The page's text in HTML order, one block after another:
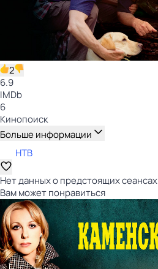
2
6.9
IMDb
6
Кинопоиск
Больше информации
НТВ
Нет данных о предстоящих сеансах
Вам может понравиться